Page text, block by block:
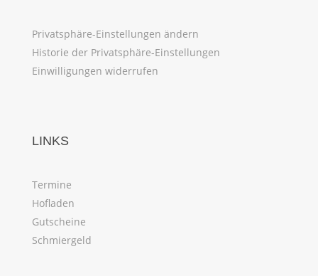
Privatsphäre-Einstellungen ändern
Historie der Privatsphäre-Einstellungen
Einwilligungen widerrufen
LINKS
Termine
Hofladen
Gutscheine
Schmiergeld